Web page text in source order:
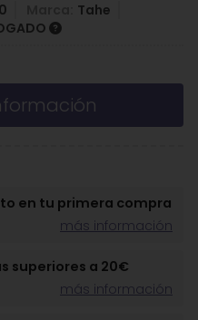
Tahe
en tu primera compra
más información
superiores a 20€
más información